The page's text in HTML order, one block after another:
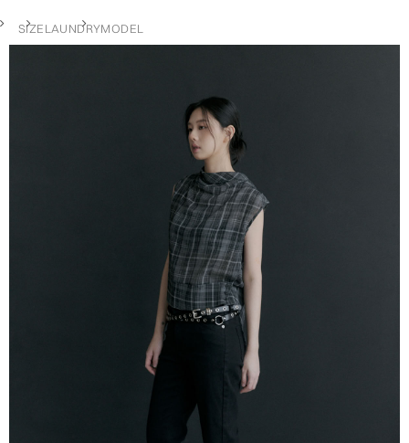
SIZELAUNDRYMODEL